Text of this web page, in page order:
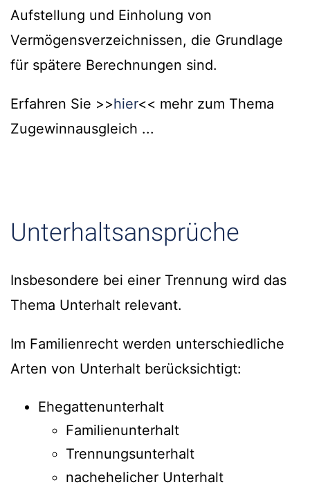
Aufstellung und Einholung von
Vermögensverzeichnissen, die Grundlage
für spätere Berechnungen sind.
Erfahren Sie >>hier<< mehr zum Thema
Zugewinnausgleich ...
Unterhaltsansprüche
Insbesondere bei einer Trennung wird das
Thema Unterhalt relevant.
Im Familienrecht werden unterschiedliche
Arten von Unterhalt berücksichtigt:
Ehegattenunterhalt
Familienunterhalt
Trennungsunterhalt
nachehelicher Unterhalt